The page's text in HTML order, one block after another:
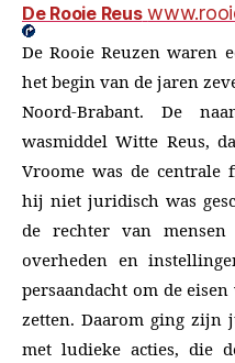
De Rooie Reus
De Rooie Reuzen waren
het begin van de jaren
Noord-Brabant. De
wasmiddel Witte Reus,
Vroome was de centrale
hij niet juridisch was
de rechter van
overheden en
persaandacht om de
zetten. Daarom ging zijn
met ludieke acties, die